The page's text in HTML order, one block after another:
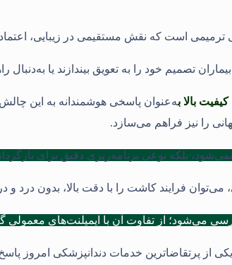
ترمیمی است که نقش مستقیمی در زیبایی،
تصمیم خود را به تعویق بیندازند یا به‌دنبال
بالا به‌عنوان پاسخی هوشمندانه به این
را نیز فراهم می‌سازد.
بلکه نوعی برنامه‌ریزی دقیق برای
فرایند کاشت را با دقت بالا، بدون درد و
می‌شود؛ از تفاوت آن با ایمپلنت‌های معمولی
از پرتقاضاترین خدمات دندانپزشکی امروز